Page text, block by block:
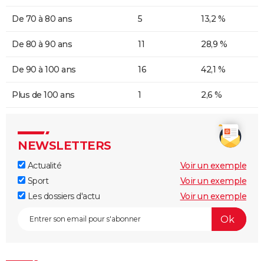
De 70 à 80 ans 5 13,2 %
De 80 à 90 ans 11 28,9 %
De 90 à 100 ans 16 42,1 %
Plus de 100 ans 1 2,6 %
NEWSLETTERS
Actualité
Voir un exemple
Sport
Voir un exemple
Les dossiers d'actu
Voir un exemple